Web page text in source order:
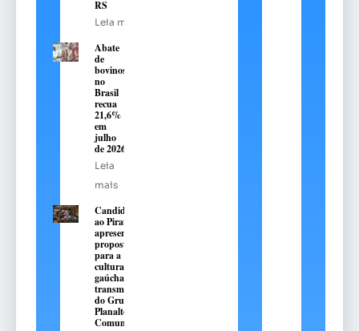
RS
Leia mais
Abate
de
bovinos
no
Brasil
recua
21,6%
em
julho
de 2026
Leia
mais
Candidatos
ao Piratini
apresentarão
propostas
para a
cultura
gaúcha com
transmissão
do Grupo
Planalto de
Comunicação